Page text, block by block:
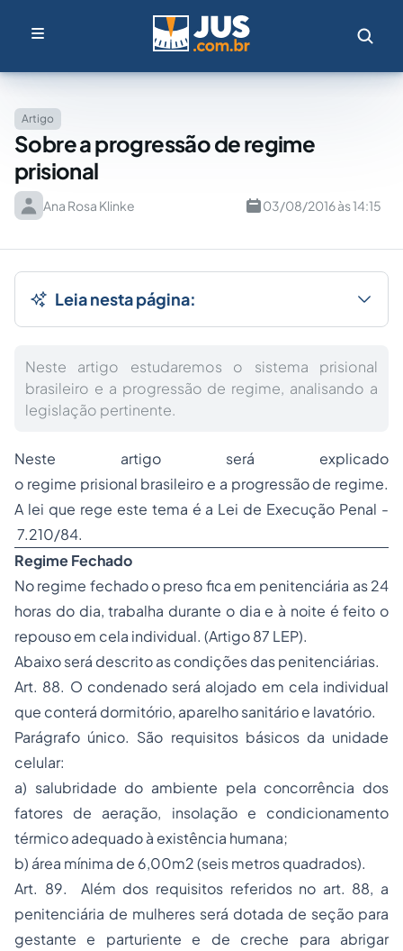
Artigo
Sobre a progressão de regime
prisional
Ana Rosa Klinke 03/08/2016 às 14:15
Leia nesta página:
Neste artigo estudaremos o sistema prisional
brasileiro e a progressão de regime, analisando a
legislação pertinente.
Neste artigo será explicado
o regime prisional brasileiro e a progressão de regime.
A lei que rege este tema é a Lei de Execução Penal -
7.210/84.
Regime Fechado
No regime fechado o preso fica em penitenciária as 24
horas do dia, trabalha durante o dia e à noite é feito o
repouso em cela individual. (Artigo 87 LEP).
Abaixo será descrito as condições das penitenciárias.
Art. 88. O condenado será alojado em cela individual
que conterá dormitório, aparelho sanitário e lavatório.
Parágrafo único. São requisitos básicos da unidade
celular:
a) salubridade do ambiente pela concorrência dos
fatores de aeração, insolação e condicionamento
térmico adequado à existência humana;
b) área mínima de 6,00m2 (seis metros quadrados).
Art. 89. Além dos requisitos referidos no art. 88, a
penitenciária de mulheres será dotada de seção para
gestante e parturiente e de creche para abrigar